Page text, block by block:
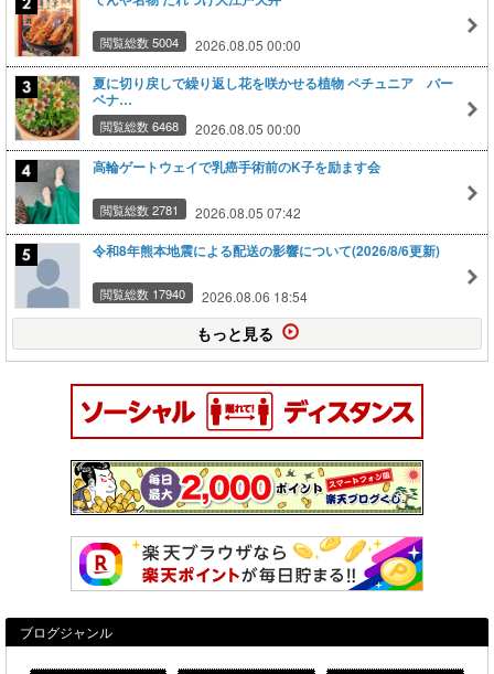
閲覧総数 5004 2026.08.05 00:00
夏に切り戻しで繰り返し花を咲かせる植物 ペチュニア バー
ベナ…
閲覧総数 6468 2026.08.05 00:00
高輪ゲートウェイで乳癌手術前のK子を励ます会
閲覧総数 2781 2026.08.05 07:42
令和8年熊本地震による配送の影響について(2026/8/6更新)
閲覧総数 17940 2026.08.06 18:54
もっと見る
ブログジャンル